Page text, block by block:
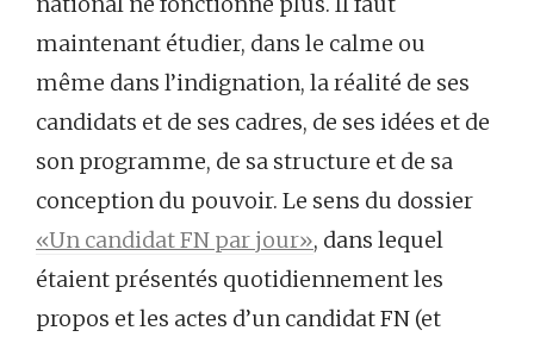
maintenant étudier, dans le calme ou
même dans l’indignation, la réalité de ses
candidats et de ses cadres, de ses idées et de
son programme, de sa structure et de sa
conception du pouvoir. Le sens du dossier
«Un candidat FN par jour», dans lequel
étaient présentés quotidiennement les
propos et les actes d’un candidat FN (et